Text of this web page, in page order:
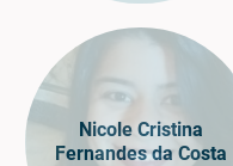
Nicole Cristina
Fernandes da Costa